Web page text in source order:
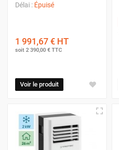
Délai : Épuisé
1 991,67 € HT
soit 2 390,00 € TTC
Voir le produit